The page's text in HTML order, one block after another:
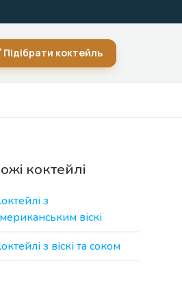
Підібрати коктейль
коктейлі
з
віскі
з віскі та соком